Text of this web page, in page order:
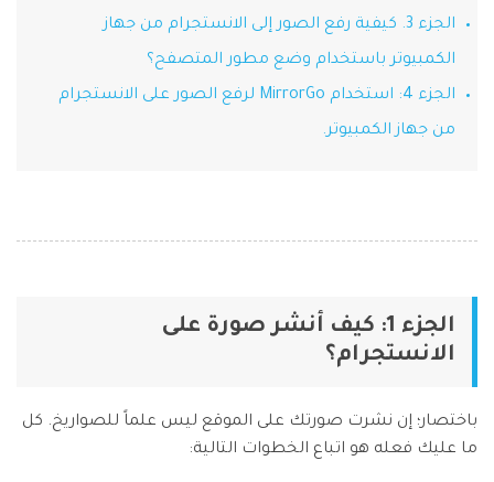
iOS & Android
عرض مجموعة الأدوات الكاملة
الجزء 3. كيفية رفع الصور إلى الانستجرام من جهاز
الكمبيوتر باستخدام وضع مطور المتصفح؟
الجزء 4: استخدام MirrorGo لرفع الصور على الانستجرام
من جهاز الكمبيوتر.
الجزء 1: كيف أنشر صورة على
الانستجرام؟
باختصار؛ إن نشرت صورتك على الموقع ليس علماً للصواريخ. كل
ما عليك فعله هو اتباع الخطوات التالية: